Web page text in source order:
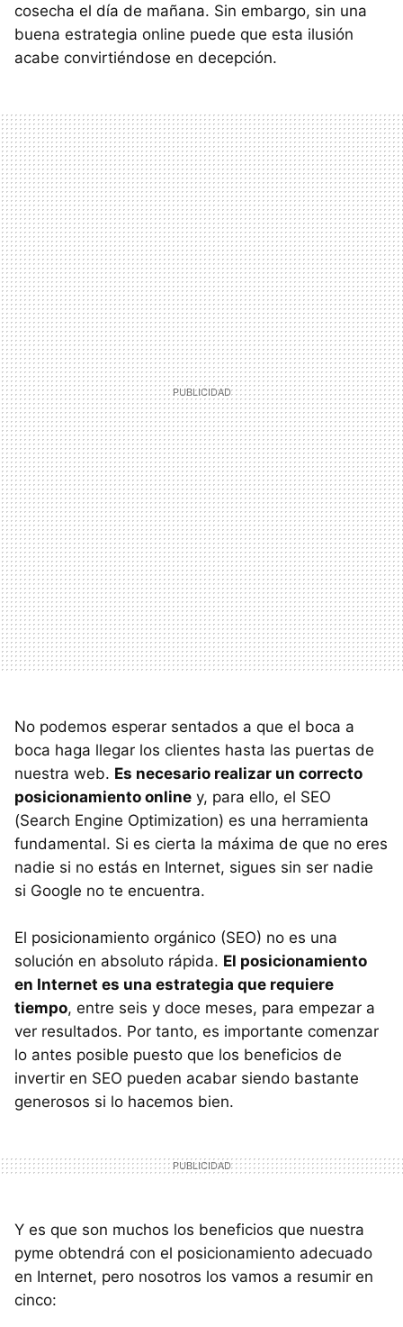
cosecha el día de mañana. Sin embargo, sin una
buena estrategia online puede que esta ilusión
acabe convirtiéndose en decepción.
No podemos esperar sentados a que el boca a
boca haga llegar los clientes hasta las puertas de
nuestra web. Es necesario realizar un correcto
posicionamiento online y, para ello, el SEO
(Search Engine Optimization) es una herramienta
fundamental. Si es cierta la máxima de que no eres
nadie si no estás en Internet, sigues sin ser nadie
si Google no te encuentra.
El posicionamiento orgánico (SEO) no es una
solución en absoluto rápida. El posicionamiento
en Internet es una estrategia que requiere
tiempo, entre seis y doce meses, para empezar a
ver resultados. Por tanto, es importante comenzar
lo antes posible puesto que los beneficios de
invertir en SEO pueden acabar siendo bastante
generosos si lo hacemos bien.
Y es que son muchos los beneficios que nuestra
pyme obtendrá con el posicionamiento adecuado
en Internet, pero nosotros los vamos a resumir en
cinco: